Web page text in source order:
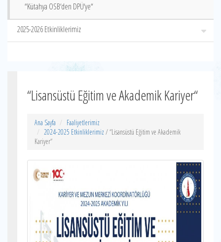
“Kütahya OSB‘den DPÜ‘ye“
2025-2026 Etkinliklerimiz
“Lisansüstü Eğitim ve Akademik Kariyer“
Ana Sayfa
Faaliyetlerimiz
2024-2025 Etkinliklerimiz / “Lisansüstü Eğitim ve Akademik
Kariyer“